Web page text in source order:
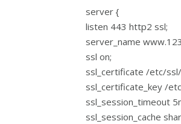
server {
listen 443 http2 ssl;
server_name
ssl on;
ssl_certificate /etc/
ssl_certificate_key /
ssl_session_timeout
ssl_session_cache